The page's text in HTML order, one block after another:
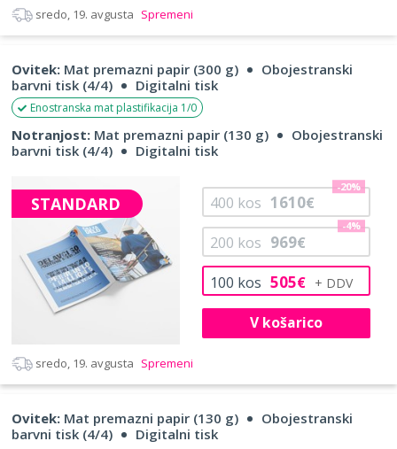
sredo, 19. avgusta Spremeni
Ovitek: Mat premazni papir (300 g)
Obojestranski
barvni tisk (4/4)
Digitalni tisk
Enostranska mat plastifikacija 1/0
Notranjost: Mat premazni papir (130 g)
Obojestranski
barvni tisk (4/4)
Digitalni tisk
STANDARD
100 kos 505€
200 kos 969€
-4%
400 kos 1610€
-20%
V košarico
sredo, 19. avgusta Spremeni
Ovitek: Mat premazni papir (130 g)
Obojestranski
barvni tisk (4/4)
Digitalni tisk